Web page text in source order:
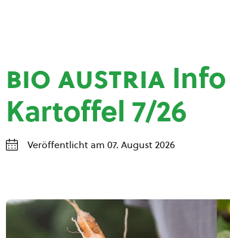
bio austria
Kartoffel 7/26
Veröffentlicht am 07. August 2026